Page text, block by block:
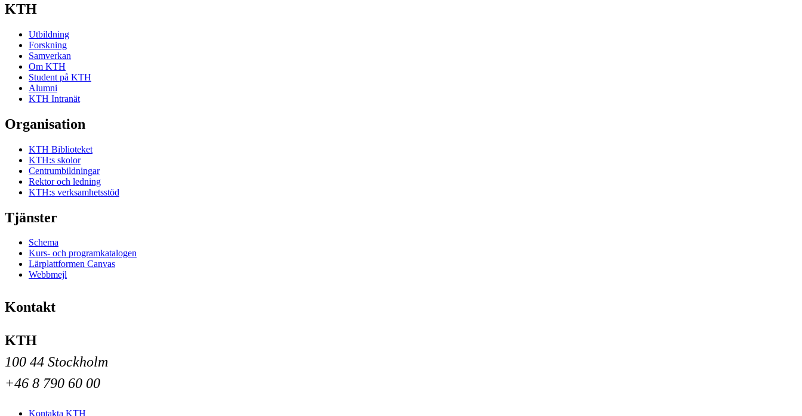
KTH
Utbildning
Forskning
Samverkan
Om KTH
Student på KTH
Alumni
KTH Intranät
Organisation
KTH Biblioteket
KTH:s skolor
Centrumbildningar
Rektor och ledning
KTH:s verksamhetsstöd
Tjänster
Schema
Kurs- och programkatalogen
Lärplattformen Canvas
Webbmejl
Kontakt
KTH
100 44 Stockholm
+46 8 790 60 00
Kontakta KTH